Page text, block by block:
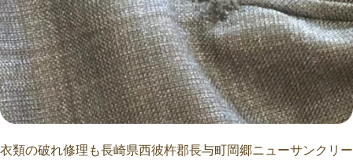
衣類の破れ修理も長崎県西彼杵郡長与町岡郷ニューサンクリー